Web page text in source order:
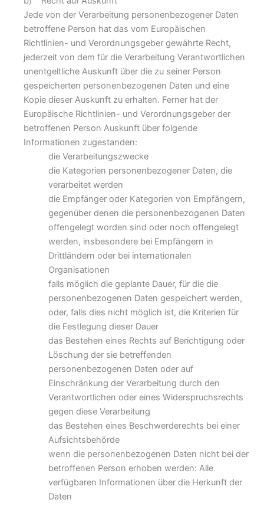
Jede von der Verarbeitung personenbezogener Daten
betroffene Person hat das vom Europäischen
Richtlinien- und Verordnungsgeber gewährte Recht,
jederzeit von dem für die Verarbeitung Verantwortlichen
unentgeltliche Auskunft über die zu seiner Person
gespeicherten personenbezogenen Daten und eine
Kopie dieser Auskunft zu erhalten. Ferner hat der
Europäische Richtlinien- und Verordnungsgeber der
betroffenen Person Auskunft über folgende
Informationen zugestanden:
die Verarbeitungszwecke
die Kategorien personenbezogener Daten, die
verarbeitet werden
die Empfänger oder Kategorien von Empfängern,
gegenüber denen die personenbezogenen Daten
offengelegt worden sind oder noch offengelegt
werden, insbesondere bei Empfängern in
Drittländern oder bei internationalen
Organisationen
falls möglich die geplante Dauer, für die die
personenbezogenen Daten gespeichert werden,
oder, falls dies nicht möglich ist, die Kriterien für
die Festlegung dieser Dauer
das Bestehen eines Rechts auf Berichtigung oder
Löschung der sie betreffenden
personenbezogenen Daten oder auf
Einschränkung der Verarbeitung durch den
Verantwortlichen oder eines Widerspruchsrechts
gegen diese Verarbeitung
das Bestehen eines Beschwerderechts bei einer
Aufsichtsbehörde
wenn die personenbezogenen Daten nicht bei der
betroffenen Person erhoben werden: Alle
verfügbaren Informationen über die Herkunft der
Daten